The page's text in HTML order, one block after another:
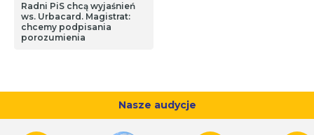
Radni PiS chcą wyjaśnień
ws. Urbacard. Magistrat:
chcemy podpisania
porozumienia
Nasze audycje